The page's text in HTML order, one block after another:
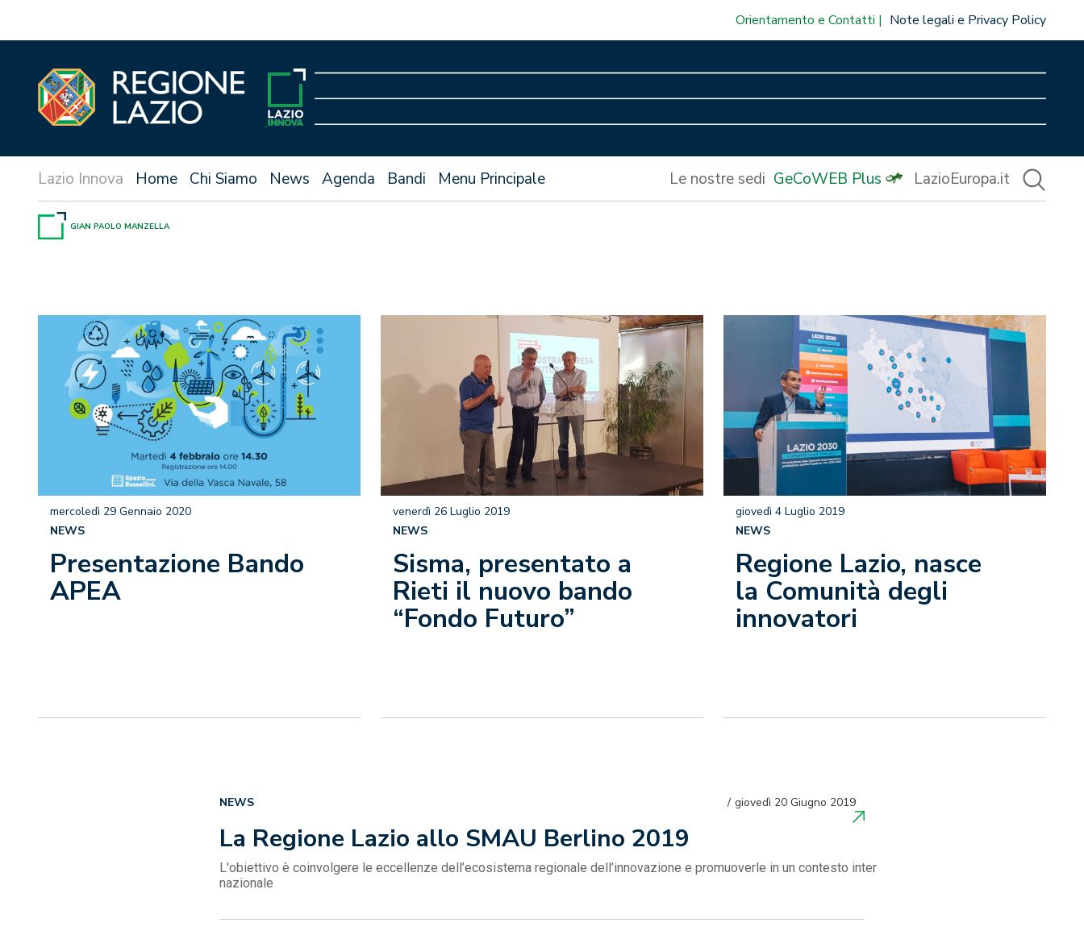
Orientamento e Contatti Note legali e Privacy Policy
Home Chi Siamo News Agenda Bandi Menu Principale Le nostre sedi GeCoWEB Plus LazioEuropa.it
GIAN PAOLO MANZELLA
Presentazione Bando
APEA
mercoledì 29 Gennaio 2020
NEWS
Sisma, presentato a
Rieti il nuovo bando
“Fondo Futuro”
venerdì 26 Luglio 2019
NEWS
Regione Lazio, nasce
la Comunità degli
innovatori
giovedì 4 Luglio 2019
NEWS
La Regione Lazio allo SMAU Berlino 2019
giovedì 20 Giugno 2019
NEWS
L'obiettivo è coinvolgere le eccellenze dell’ecosistema regionale dell’innovazione e promuoverle in un contesto inter
nazionale